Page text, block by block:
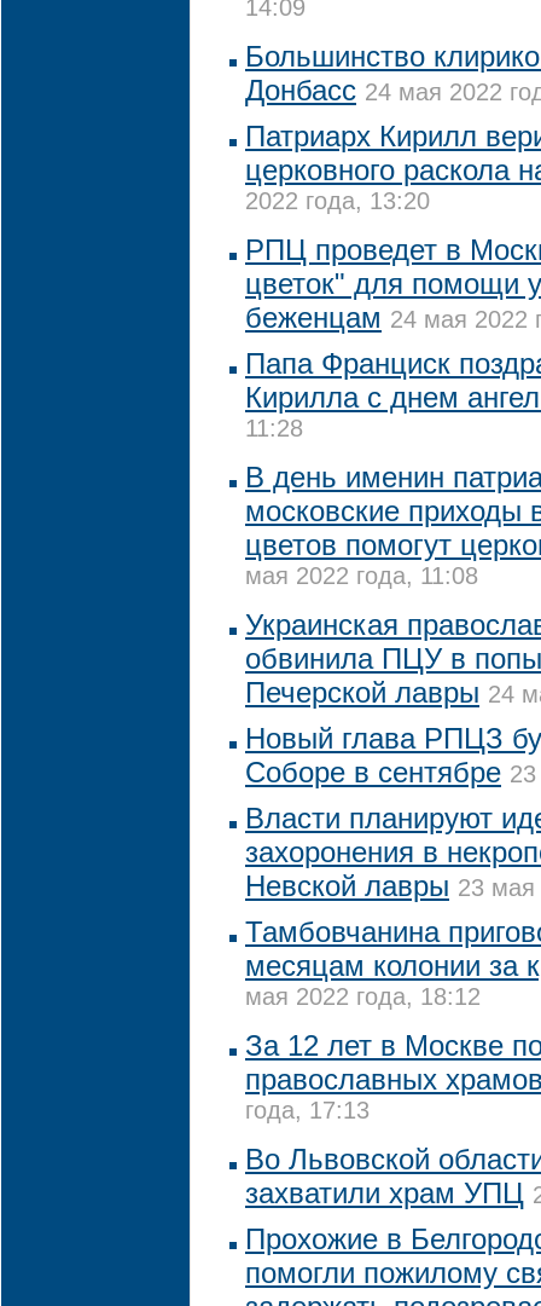
14:09
Большинство
Донбасс 24 мая 2022
Патриарх Кирилл
церковного раскола
2022 года, 13:20
РПЦ проведет в
цветок" для помощи
беженцам 24 мая 2022
Папа Франциск
Кирилла с днем
11:28
В день именин
московские приходы
цветов помогут
мая 2022 года, 11:08
Украинская
обвинила ПЦУ в
Печерской лавры 24
Новый глава РПЦЗ
Соборе в сентябре
Власти планируют
захоронения в
Невской лавры 23 мая
Тамбовчанина
месяцам колонии за
мая 2022 года, 18:12
За 12 лет в Москве
православных
года, 17:13
Во Львовской
захватили храм УПЦ
Прохожие в
помогли пожилому